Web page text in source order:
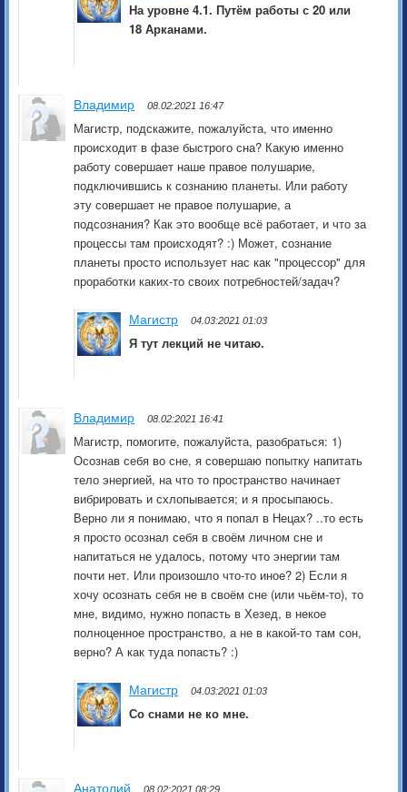
На уровне 4.1. Путём работы с 20 или
18 Арканами.
Владимир 08.02:2021 16:47
Магистр, подскажите, пожалуйста, что именно
происходит в фазе быстрого сна? Какую именно
работу совершает наше правое полушарие,
подключившись к сознанию планеты. Или работу
эту совершает не правое полушарие, а
подсознания? Как это вообще всё работает, и что за
процессы там происходят? :) Может, сознание
планеты просто использует нас как "процессор" для
проработки каких-то своих потребностей/задач?
Магистр 04.03:2021 01:03
Я тут лекций не читаю.
Владимир 08.02:2021 16:41
Магистр, помогите, пожалуйста, разобраться: 1)
Осознав себя во сне, я совершаю попытку напитать
тело энергией, на что то пространство начинает
вибрировать и схлопывается; и я просыпаюсь.
Верно ли я понимаю, что я попал в Нецах? ..то есть
я просто осознал себя в своём личном сне и
напитаться не удалось, потому что энергии там
почти нет. Или произошло что-то иное? 2) Если я
хочу осознать себя не в своём сне (или чьём-то), то
мне, видимо, нужно попасть в Хезед, в некое
полноценное пространство, а не в какой-то там сон,
верно? А как туда попасть? :)
Магистр 04.03:2021 01:03
Со снами не ко мне.
Анатолий 08.02:2021 08:29